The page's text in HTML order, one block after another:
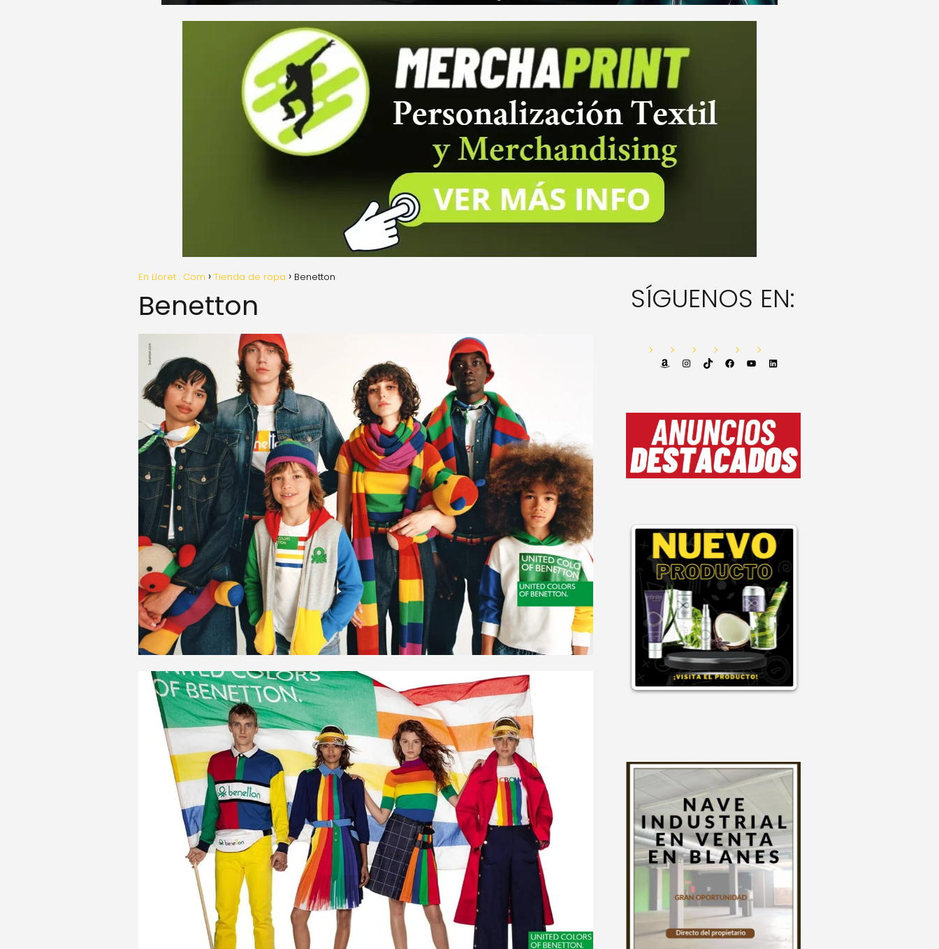
En Lloret . Com Tienda de ropa Benetton
Benetton SÍGUENOS EN:
AmazonInstagram
TikTokFacebook
YouTubeLinkedIn